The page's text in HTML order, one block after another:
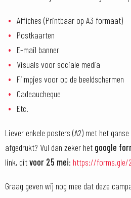
Affiches (Printbaar op A3 formaat)
Postkaarten
E-mail banner
Visuals voor sociale media
Filmpjes voor op de beeldschermen
Cadeaucheque
Etc.
Liever enkele posters (A2) met het
afgedrukt? Vul dan zeker het google
link, ditvoor 25 mei: https://forms.gle/
Graag geven wij nog mee dat deze